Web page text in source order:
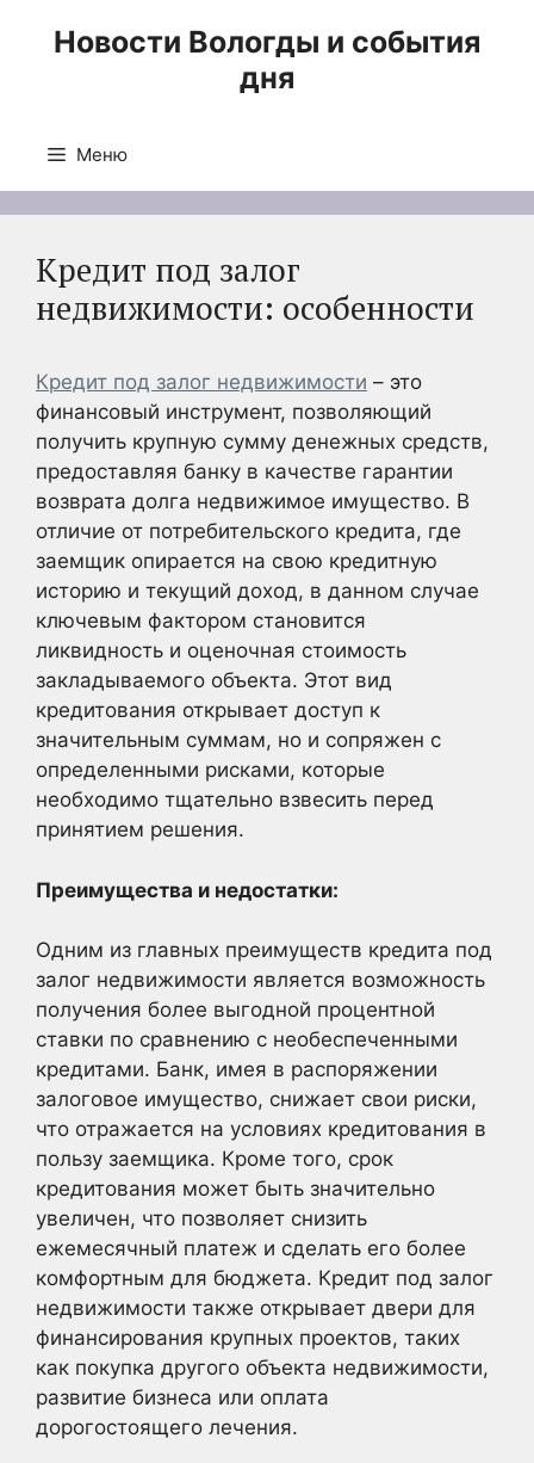
Новости Вологды и события
дня
Меню
Кредит под залог
недвижимости: особенности
Кредит под залог недвижимости – это
финансовый инструмент, позволяющий
получить крупную сумму денежных средств,
предоставляя банку в качестве гарантии
возврата долга недвижимое имущество. В
отличие от потребительского кредита, где
заемщик опирается на свою кредитную
историю и текущий доход, в данном случае
ключевым фактором становится
ликвидность и оценочная стоимость
закладываемого объекта. Этот вид
кредитования открывает доступ к
значительным суммам, но и сопряжен с
определенными рисками, которые
необходимо тщательно взвесить перед
принятием решения.
Преимущества и недостатки:
Одним из главных преимуществ кредита под
залог недвижимости является возможность
получения более выгодной процентной
ставки по сравнению с необеспеченными
кредитами. Банк, имея в распоряжении
залоговое имущество, снижает свои риски,
что отражается на условиях кредитования в
пользу заемщика. Кроме того, срок
кредитования может быть значительно
увеличен, что позволяет снизить
ежемесячный платеж и сделать его более
комфортным для бюджета. Кредит под залог
недвижимости также открывает двери для
финансирования крупных проектов, таких
как покупка другого объекта недвижимости,
развитие бизнеса или оплата
дорогостоящего лечения.